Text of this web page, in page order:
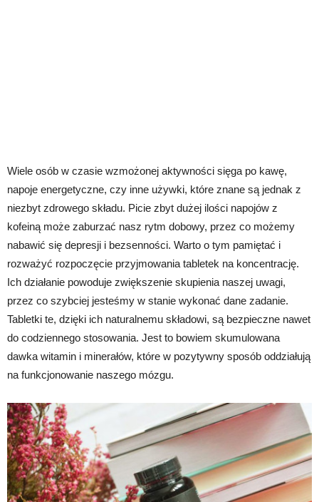
Wiele osób w czasie wzmożonej aktywności sięga po kawę,
napoje energetyczne, czy inne używki, które znane są jednak z
niezbyt zdrowego składu. Picie zbyt dużej ilości napojów z
kofeiną może zaburzać nasz rytm dobowy, przez co możemy
nabawić się depresji i bezsenności. Warto o tym pamiętać i
rozważyć rozpoczęcie przyjmowania tabletek na koncentrację.
Ich działanie powoduje zwiększenie skupienia naszej uwagi,
przez co szybciej jesteśmy w stanie wykonać dane zadanie.
Tabletki te, dzięki ich naturalnemu składowi, są bezpieczne nawet
do codziennego stosowania. Jest to bowiem skumulowana
dawka witamin i minerałów, które w pozytywny sposób oddziałują
na funkcjonowanie naszego mózgu.